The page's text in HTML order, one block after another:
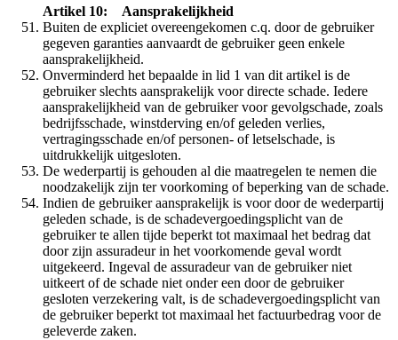
Artikel 10: Aansprakelijkheid
Buiten de expliciet overeengekomen c.q. door de gebruiker
gegeven garanties aanvaardt de gebruiker geen enkele
aansprakelijkheid.
Onverminderd het bepaalde in lid 1 van dit artikel is de
gebruiker slechts aansprakelijk voor directe schade. Iedere
aansprakelijkheid van de gebruiker voor gevolgschade, zoals
bedrijfsschade, winstderving en/of geleden verlies,
vertragingsschade en/of personen- of letselschade, is
uitdrukkelijk uitgesloten.
De wederpartij is gehouden al die maatregelen te nemen die
noodzakelijk zijn ter voorkoming of beperking van de schade.
Indien de gebruiker aansprakelijk is voor door de wederpartij
geleden schade, is de schadevergoedingsplicht van de
gebruiker te allen tijde beperkt tot maximaal het bedrag dat
door zijn assuradeur in het voorkomende geval wordt
uitgekeerd. Ingeval de assuradeur van de gebruiker niet
uitkeert of de schade niet onder een door de gebruiker
gesloten verzekering valt, is de schadevergoedingsplicht van
de gebruiker beperkt tot maximaal het factuurbedrag voor de
geleverde zaken.